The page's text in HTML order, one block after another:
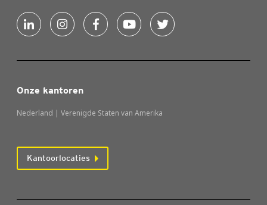
Onze kantoren
Nederland | Verenigde Staten van Amerika
Kantoorlocaties